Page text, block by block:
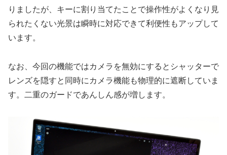
りましたが、キーに割り当てたことで操作性がよくなり見
られたくない光景は瞬時に対応できて利便性もアップして
います。
なお、今回の機能ではカメラを無効にするとシャッターで
レンズを隠すと同時にカメラ機能も物理的に遮断していま
す。二重のガードであんしん感が増します。